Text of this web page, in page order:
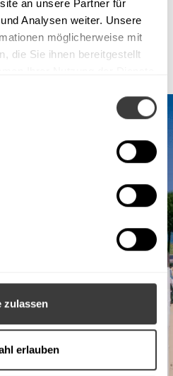
an unsere Partner für
Analysen weiter. Unsere
möglicherweise mit
die Sie ihnen bereitgestellt
zulassen
erlauben